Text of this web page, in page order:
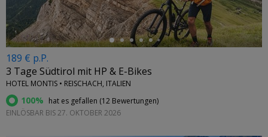
189 € p.P.
3 Tage Südtirol mit HP & E-Bikes
HOTEL MONTIS • REISCHACH, ITALIEN
100% hat es gefallen (12 Bewertungen)
EINLÖSBAR BIS 27. OKTOBER 2026